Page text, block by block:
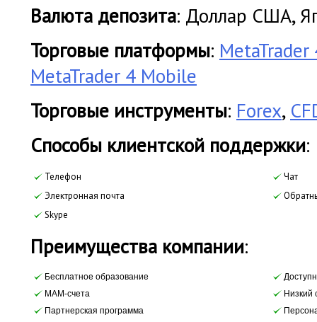
Валюта депозита: Доллар США,
Торговые платформы: MetaTrader
MetaTrader 4 Mobile
Торговые инструменты: Forex,
Cпособы клиентской поддержки:
Телефон
Чат
Электронная почта
Skype
Преимущества компании:
Бесплатное образование
МАМ-счета
Низкий
Партнерская программа